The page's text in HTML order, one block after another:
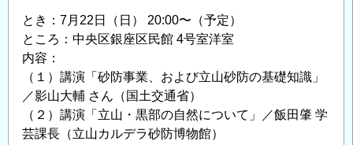
とき：7月22日（日） 20:00〜（予定）
ところ：中央区銀座区民館 4号室洋室
内容：
（１）講演「砂防事業、および立山砂防の基礎知識」
／影山大輔 さん（国土交通省）
（２）講演「立山・黒部の自然について」／飯田肇 学
芸課長（立山カルデラ砂防博物館）